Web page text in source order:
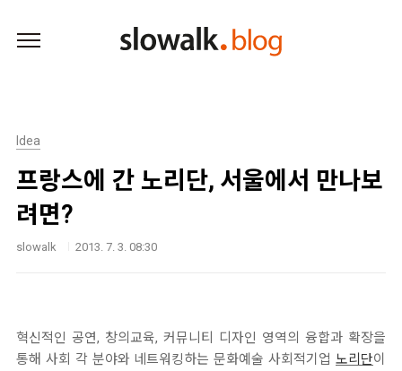
Idea
프랑스에 간 노리단, 서울에서 만나보
려면?
slowalk 2013. 7. 3. 08:30
혁신적인 공연, 창의교육, 커뮤니티 디자인 영역의 융합과 확장을
통해 사회 각 분야와 네트워킹하는 문화예술 사회적기업 노리단이